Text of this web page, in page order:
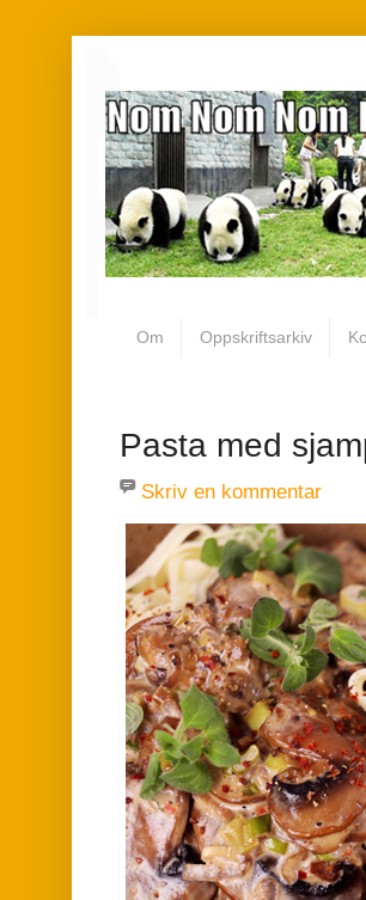
Om Oppskriftsarkiv
Pasta med
Skriv en kommentar